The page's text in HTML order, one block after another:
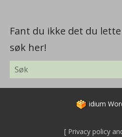
Fant du ikke det du
søk her!
idium
Privacy policy